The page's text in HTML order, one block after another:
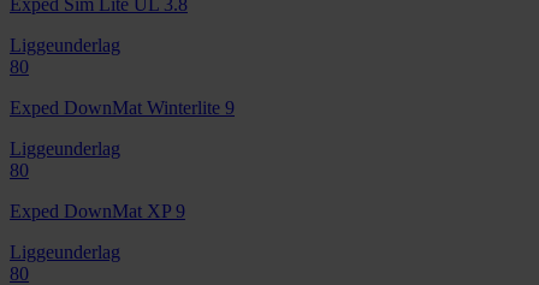
Liggeunderlag
80
Exped DownMat Winterlite 9
Liggeunderlag
80
Exped DownMat XP 9
Liggeunderlag
80